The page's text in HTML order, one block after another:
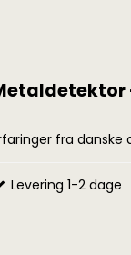
fra danske
Levering 1-2 dage